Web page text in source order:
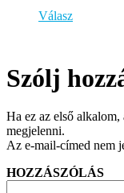
Válasz
Szólj
Ha ez az első
megjelenni.
Az e-mail-címed nem
HOZZÁSZÓLÁS